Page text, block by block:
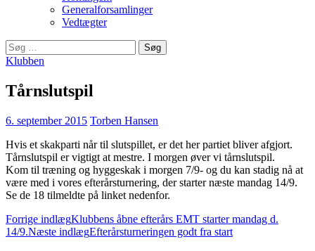
Generalforsamlinger
Vedtægter
Søg
efter:
Klubben
Tårnslutspil
6. september 2015 Torben Hansen
Hvis et skakparti når til slutspillet, er det her partiet bliver afgjort.
Tårnslutspil er vigtigt at mestre. I morgen øver vi tårnslutspil.
Kom til træning og hyggeskak i morgen 7/9- og du kan stadig nå at
være med i vores efterårsturnering, der starter næste mandag 14/9.
Se de 18 tilmeldte på linket nedenfor.
Indlægsnavigation
Forrige indlægKlubbens åbne efterårs EMT starter mandag d.
14/9.Næste indlægEfterårsturneringen godt fra start